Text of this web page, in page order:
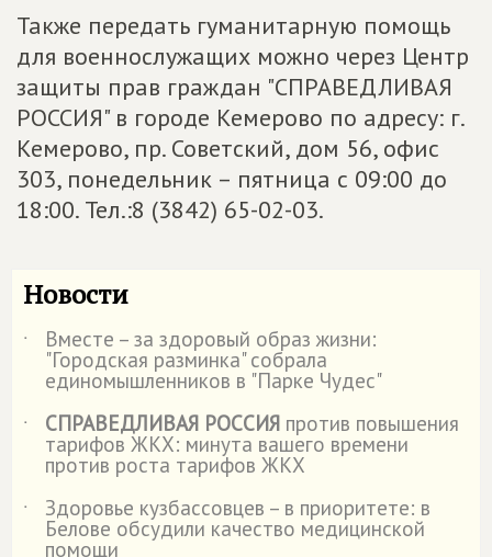
Также передать гуманитарную помощь
для военнослужащих можно через Центр
защиты прав граждан "СПРАВЕДЛИВАЯ
РОССИЯ" в городе Кемерово по адресу: г.
Кемерово, пр. Советский, дом 56, офис
303, понедельник – пятница с 09:00 до
18:00. Тел.:8 (3842) 65-02-03.
Новости
˙ Вместе – за здоровый образ жизни:
"Городская разминка" собрала
единомышленников в "Парке Чудес"
˙
СПРАВЕДЛИВАЯ РОССИЯ против повышения
тарифов ЖКХ: минута вашего времени
против роста тарифов ЖКХ
˙
Здоровье кузбассовцев – в приоритете: в
Белове обсудили качество медицинской
помощи